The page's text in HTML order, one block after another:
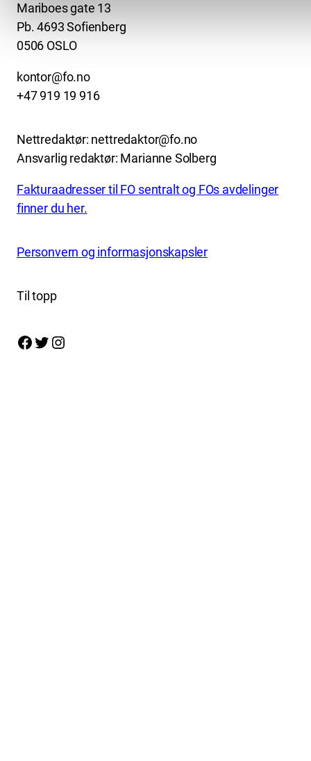
Mariboes gate 13
Pb. 4693 Sofienberg
0506 OSLO
kontor@fo.no
+47 919 19 916
Nettredaktør: nettredaktor@fo.no
Ansvarlig redaktør: Marianne Solberg
Fakturaadresser til FO sentralt og FOs avdelinger
finner du her.
Personvern og informasjonskapsler
Til topp
Facebook Twitter Instagram